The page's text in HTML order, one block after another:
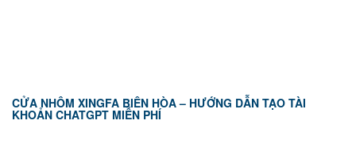
CỬA NHÔM XINGFA BIÊN HÒA – HƯỚNG DẪN TẠO TÀI
KHOẢN CHATGPT MIỄN PHÍ